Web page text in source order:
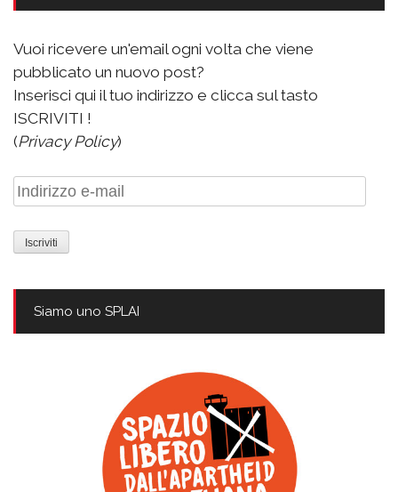
Vuoi ricevere un'email ogni volta che viene
pubblicato un nuovo post?
Inserisci qui il tuo indirizzo e clicca sul tasto
ISCRIVITI !
(Privacy Policy)
Indirizzo
e-
mail
Siamo uno SPLAI